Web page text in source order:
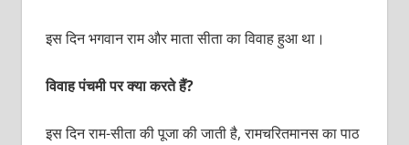
इस दिन भगवान राम और माता सीता का विवाह हुआ था।
विवाह पंचमी पर क्‍या करते हैं?
इस दिन राम-सीता की पूजा की जाती है, रामचरितमानस का पाठ